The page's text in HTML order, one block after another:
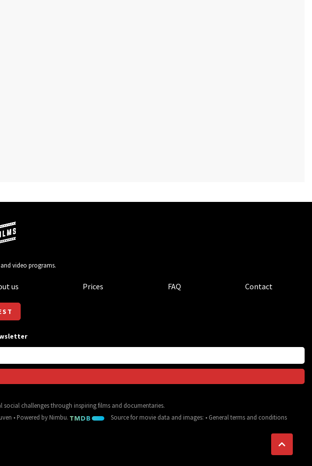
video programs.
us Prices FAQ Contact
challenges through inspiring films and documentaries.
• Powered by Nimbu. Source for movie data and images: • General terms and conditions